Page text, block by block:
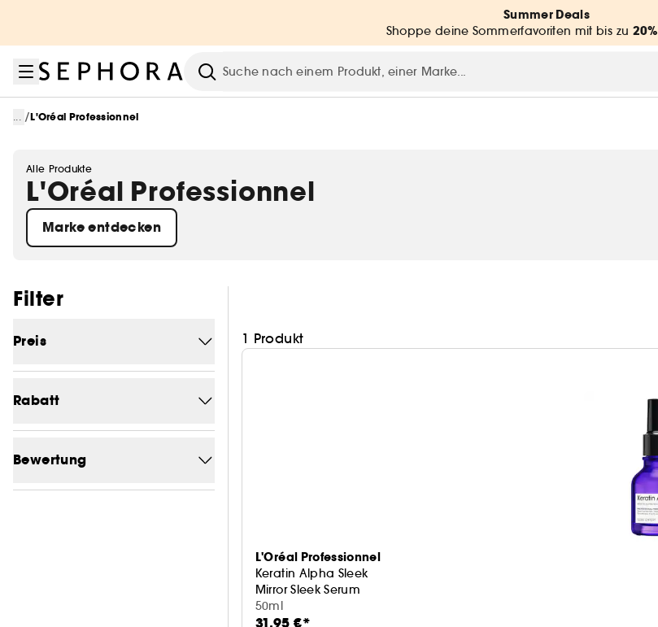
Summer Deals
Shoppe deine Sommerfavoriten mit bis zu 20%
Suche
... /L'Oréal Professionnel
Alle Produkte
L'Oréal Professionnel
Marke entdecken
Filter
Preis
Rabatt
Bewertung
1 Produkt
L'Oréal Professionnel
Keratin Alpha Sleek
Mirror Sleek Serum
50ml